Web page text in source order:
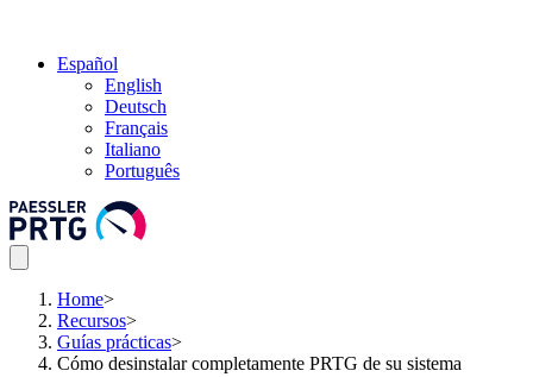
Español
English
Deutsch
Français
Italiano
Português
Home>
Recursos>
Guías prácticas>
Cómo desinstalar completamente PRTG de su sistema